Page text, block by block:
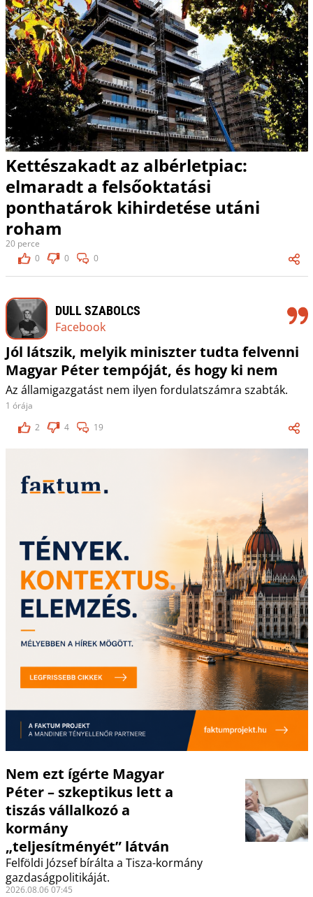
Kettészakadt az albérletpiac:
elmaradt a felsőoktatási
ponthatárok kihirdetése utáni
roham
20 perce
0
0 0
DULL SZABOLCS
Facebook
Jól látszik, melyik miniszter tudta felvenni
Magyar Péter tempóját, és hogy ki nem
Az államigazgatást nem ilyen fordulatszámra szabták.
1 órája
2
4 19
Nem ezt ígérte Magyar
Péter – szkeptikus lett a
tiszás vállalkozó a
kormány
„teljesítményét” látván
Felföldi József bírálta a Tisza-kormány
gazdaságpolitikáját.
2026.08.06 07:45